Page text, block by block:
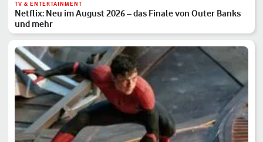
TV & ENTERTAINMENT
Netflix: Neu im August 2026 – das Finale von Outer Banks
und mehr